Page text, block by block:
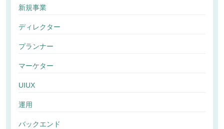
新規事業
ディレクター
プランナー
マーケター
UIUX
運用
バックエンド